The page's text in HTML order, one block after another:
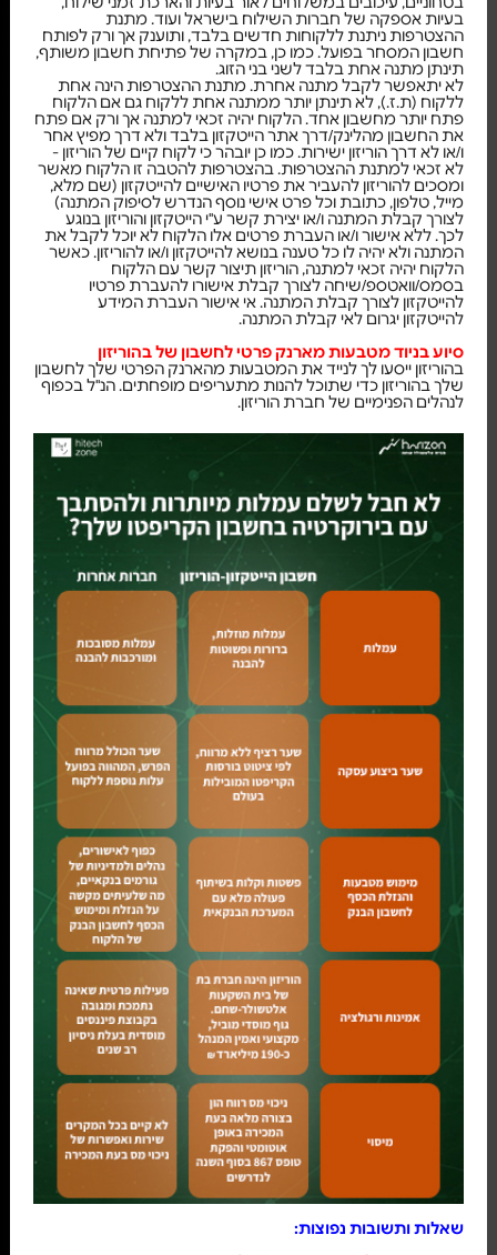
בעיות אספקה של חברות השילוח בישראל ועוד. מתנת
ההצטרפות ניתנת ללקוחות חדשים בלבד, ותוענק אך ורק לפותח
חשבון המסחר בפועל. כמו כן, במקרה של פתיחת חשבון משותף,
תינתן מתנה אחת בלבד לשני בני הזוג.
לא יתאפשר לקבל מתנה אחרת. מתנת ההצטרפות הינה אחת
ללקוח (ת.ז.), לא תינתן יותר ממתנה אחת ללקוח גם אם הלקוח
פתח יותר מחשבון אחד. הלקוח יהיה זכאי למתנה אך ורק אם פתח
את החשבון מהלינק/דרך אתר הייטקזון בלבד ולא דרך מפיץ אחר
ו/או לא דרך הוריזון ישירות. כמו כן יובהר כי לקוח קיים של הוריזון -
לא זכאי למתנת ההצטרפות. בהצטרפות להטבה זו הלקוח מאשר
ומסכים להוריזון להעביר את פרטיו האישיים להייטקזון (שם מלא,
מייל, טלפון, כתובת וכל פרט אישי נוסף הנדרש לסיפוק המתנה)
לצורך קבלת המתנה ו/או יצירת קשר ע"י הייטקזון והוריזון בנוגע
לכך. ללא אישור ו/או העברת פרטים אלו הלקוח לא יוכל לקבל את
המתנה ולא יהיה לו כל טענה בנושא להייטקזון ו/או להוריזון. כאשר
הלקוח יהיה זכאי למתנה, הוריזון תיצור קשר עם הלקוח
בסמס/וואטספ/שיחה לצורך קבלת אישורו להעברת פרטיו
להייטקזון לצורך קבלת המתנה. אי אישור העברת המידע
להייטקזון יגרום לאי קבלת המתנה.
סיוע בניוד מטבעות מארנק פרטי לחשבון של בהוריזון
בהוריזון ייסעו לך לנייד את המטבעות מהארנק הפרטי שלך לחשבון
שלך בהוריזון כדי שתוכל להנות מתעריפים מופחתים. הנ"ל בכפוף
לנהלים הפנימיים של חברת הוריזון.
שאלות ותשובות נפוצות: